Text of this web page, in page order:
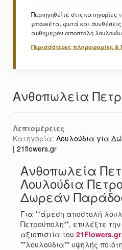
Περιηγηθείτε στις κατηγορίες
μπουκέτα, φυτά και
αυθημερόν αποστολή
Περισσότερες πληροφορίες &
Ανθοπωλεία
Λεπτομέρειες
Κατηγορία: Λουλούδια για
| 21flowers.gr
Ανθοπωλεία
Λουλούδια
Δωρεάν
Για **άμεση αποστολή
Πετρούπολη**, επιλέξτε την
αξιοπιστία του 21Flowers.gr
**λουλούδια** υψηλής